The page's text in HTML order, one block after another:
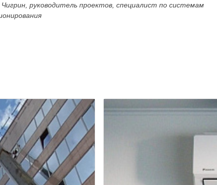
руководитель проектов, специалист по системам